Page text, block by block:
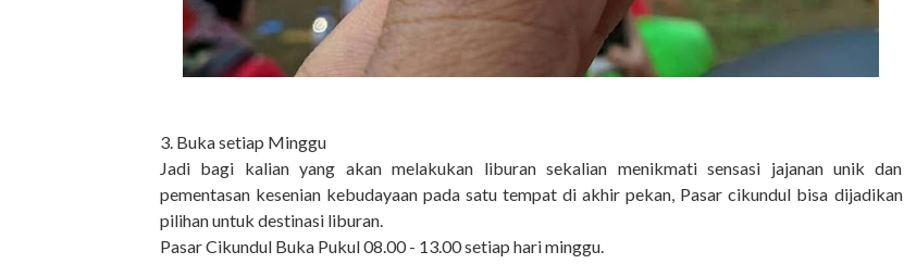
3. Buka setiap Minggu
Jadi bagi kalian yang akan melakukan liburan sekalian menikmati sensasi jajanan unik dan
pementasan kesenian kebudayaan pada satu tempat di akhir pekan, Pasar cikundul bisa dijadikan
pilihan untuk destinasi liburan.
Pasar Cikundul Buka Pukul 08.00 - 13.00 setiap hari minggu.